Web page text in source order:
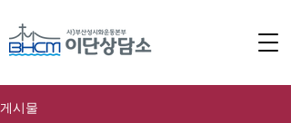
게시물